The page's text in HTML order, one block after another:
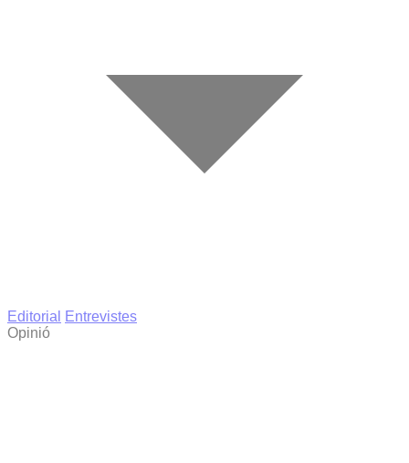
Editorial
Entrevistes
Opinió